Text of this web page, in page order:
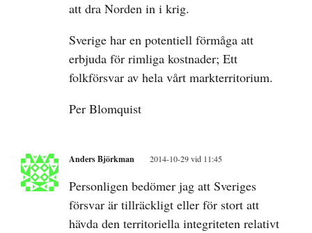
att dra Norden in i krig.
Sverige har en potentiell förmåga att
erbjuda för rimliga kostnader; Ett
folkförsvar av hela vårt markterritorium.
Per Blomquist
Anders Björkman 2014-10-29 vid 11:45
Personligen bedömer jag att Sveriges
försvar är tillräckligt eller för stort att
hävda den territoriella integriteten relativt